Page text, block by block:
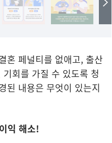
혼 페널티를 없애고, 출산
회를 가질 수 있도록 청
된 내용은 무엇이 있는지
익 해소!